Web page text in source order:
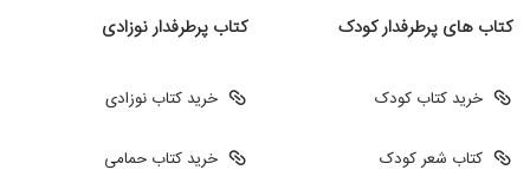
کتاب های پرطرفدار کودک
خرید کتاب کودک
کتاب شعر کودک
کتاب پرطرفدار نوزادی
خرید کتاب نوزادی
خرید کتاب حمامی